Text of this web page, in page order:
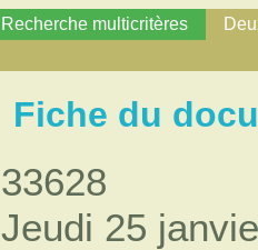
Recherche multicritères
Fiche du
33628
Jeudi 25